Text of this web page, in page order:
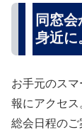
同窓
身近に
お手元のス
報にアクセス
総会日程の